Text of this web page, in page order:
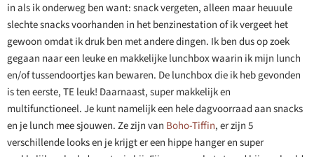
in als ik onderweg ben want: snack vergeten, alleen maar heuuule
slechte snacks voorhanden in het benzinestation of ik vergeet het
gewoon omdat ik druk ben met andere dingen. Ik ben dus op zoek
gegaan naar een leuke en makkelijke lunchbox waarin ik mijn lunch
en/of tussendoortjes kan bewaren. De lunchbox die ik heb gevonden
is ten eerste, TE leuk! Daarnaast, super makkelijk en
multifunctioneel. Je kunt namelijk een hele dagvoorraad aan snacks
en je lunch mee sjouwen. Ze zijn van Boho-Tiffin, er zijn 5
verschillende looks en je krijgt er een hippe hanger en super